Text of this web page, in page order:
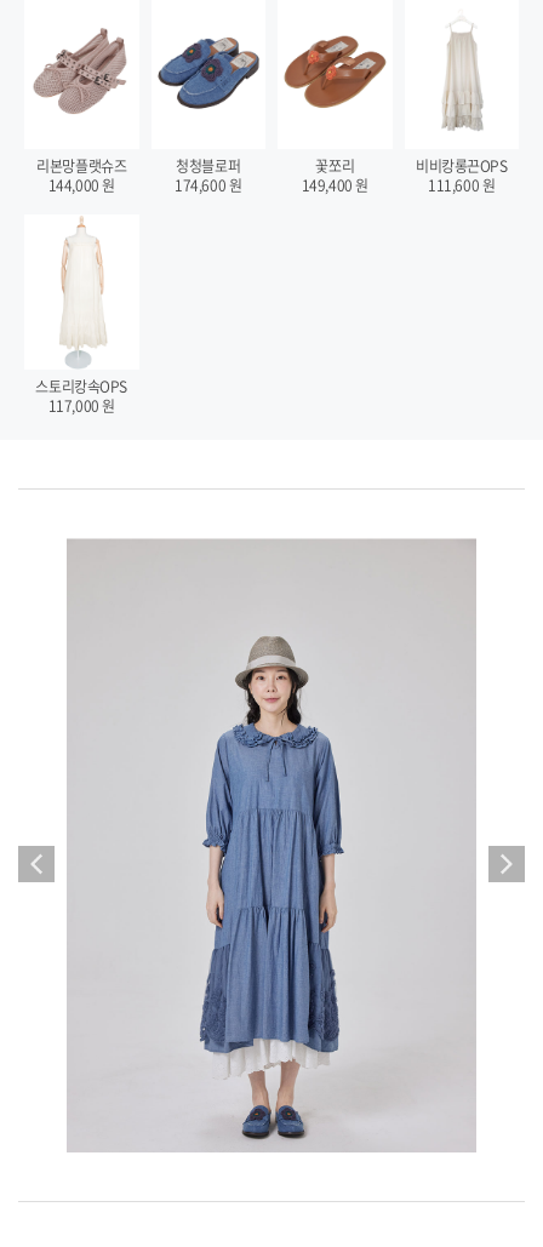
리본망플랫슈즈
144,000원
청청블로퍼
174,600원
꽃쪼리
149,400원
비비캉롱끈OPS
111,600원
스토리캉속OPS
117,000원